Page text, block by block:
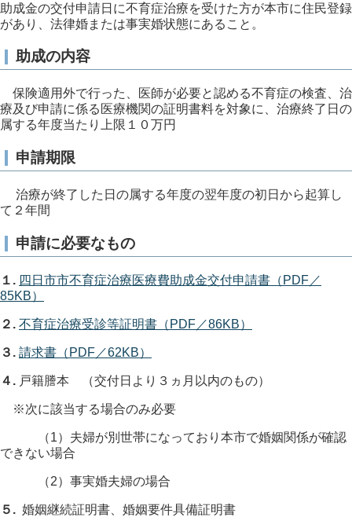
助成金の交付申請日に不育症治療を受けた方が本市に住民登録
があり、法律婚または事実婚状態にあること。
助成の内容
保険適用外で行った、医師が必要と認める不育症の検査、治
療及び申請に係る医療機関の証明書料を対象に、治療終了日の
属する年度当たり上限１０万円
申請期限
治療が終了した日の属する年度の翌年度の初日から起算し
て２年間
申請に必要なもの
１. 四日市市不育症治療医療費助成金交付申請書（PDF／
85KB）
２. 不育症治療受診等証明書（PDF／86KB）
３. 請求書（PDF／62KB）
４. 戸籍謄本 （交付日より３ヵ月以内のもの）
※次に該当する場合のみ必要
（1）夫婦が別世帯になっており本市で婚姻関係が確認
できない場合
（2）事実婚夫婦の場合
５. 婚姻継続証明書、婚姻要件具備証明書